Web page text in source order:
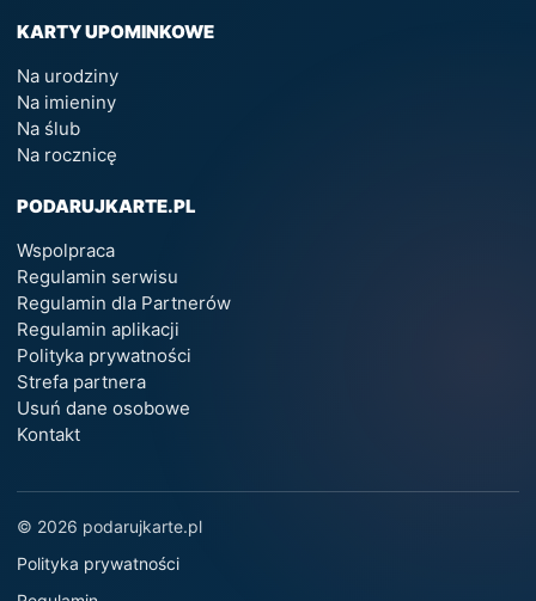
KARTY UPOMINKOWE
Na urodziny
Na imieniny
Na ślub
Na rocznicę
PODARUJKARTE.PL
Wspolpraca
Regulamin serwisu
Regulamin dla Partnerów
Regulamin aplikacji
Polityka prywatności
Strefa partnera
Usuń dane osobowe
Kontakt
© 2026 podarujkarte.pl
Polityka prywatności